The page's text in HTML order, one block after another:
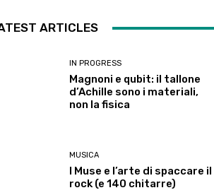
ARTICLES
IN PROGRESS
Magnoni e qubit: il tallone
d’Achille sono i materiali,
non la fisica
MUSICA
I Muse e l’arte di spaccare il
rock (e 140 chitarre)